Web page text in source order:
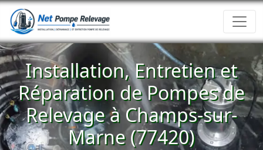
Installation, Entretien et
Réparation de Pompes de
Relevage à Champs-sur-
Marne (77420)